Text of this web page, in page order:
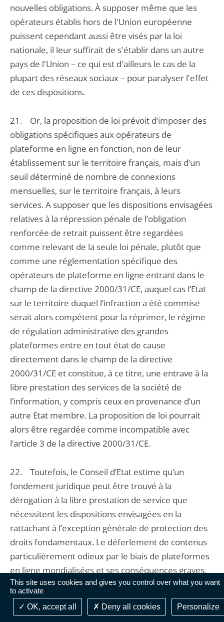
This site uses cookies and gives you control over what you want
to activate
OK, accept all
Deny all cookies Personalize
nouvelles obligations. À supposer même que les
opérateurs établis hors de l'Union européenne
puissent cependant aussi être visés par la loi
nationale, il leur suffirait de s'établir dans un autre
pays de l'Union – ce qui est d'ailleurs le cas de la
plupart des réseaux sociaux – pour paralyser l'effet
de ces dispositions.
21. Or, la proposition de loi prévoit d’imposer des
obligations spécifiques aux opérateurs de
plateforme en ligne en fonction, non de leur
établissement sur le territoire français, mais d’un
seuil déterminé de nombre de connexions
mensuelles, sur le territoire français, à leurs
services. A supposer que les dispositions envisagées
relatives à la répression pénale de l’obligation
renforcée de retrait puissent être regardées
comme relevant de la seule loi pénale, plutôt que
comme une réglementation spécifique des
opérateurs de plateforme en ligne entrant dans le
champ de la directive 2000/31/CE, auquel cas l’Etat
sur le territoire duquel l’infraction a été commise
serait alors compétent pour la réprimer, le régime
de régulation administrative des grandes
plateformes entre en tout état de cause
directement dans le champ de la directive
2000/31/CE et constitue, à ce titre, une entrave à la
libre prestation des services de la société de
l’information, y compris ceux en provenance d’un
autre Etat membre. La proposition de loi pourrait
alors être regardée comme incompatible avec
l’article 3 de la directive 2000/31/CE.
22. Toutefois, le Conseil d’Etat estime qu’un
fondement juridique peut être trouvé à la
dérogation à la libre prestation de service que
nécessitent les dispositions envisagées en la
rattachant à l’exception générale de protection des
droits fondamentaux. Le déferlement de contenus
particulièrement odieux par le biais de plateformes
en ligne mondialisées et ses conséquences graves,
autant pour la vie démocratique que par ses impacts
sur les comportements ou la vie des utilisateurs,
constituent une atteinte à la dignité humaine